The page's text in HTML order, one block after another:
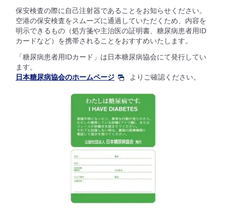
保安検査の際に自己注射器であることをお知らせください。
空港の保安検査をスムーズに通過していただくため、内容を
明示できるもの（処方箋や主治医の証明書、糖尿病患者用ID
カードなど）を携帯されることをおすすめいたします。
「糖尿病患者用IDカード」は日本糖尿病協会にて発行してい
ます。
日本糖尿病協会のホームページ
よりご確認ください。